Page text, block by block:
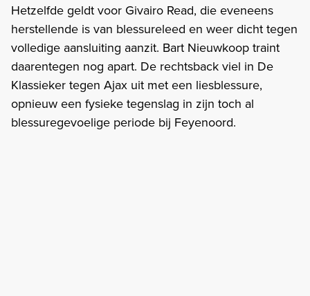
Hetzelfde geldt voor Givairo Read, die eveneens
herstellende is van blessureleed en weer dicht tegen
volledige aansluiting aanzit. Bart Nieuwkoop traint
daarentegen nog apart. De rechtsback viel in De
Klassieker tegen Ajax uit met een liesblessure,
opnieuw een fysieke tegenslag in zijn toch al
blessuregevoelige periode bij Feyenoord.